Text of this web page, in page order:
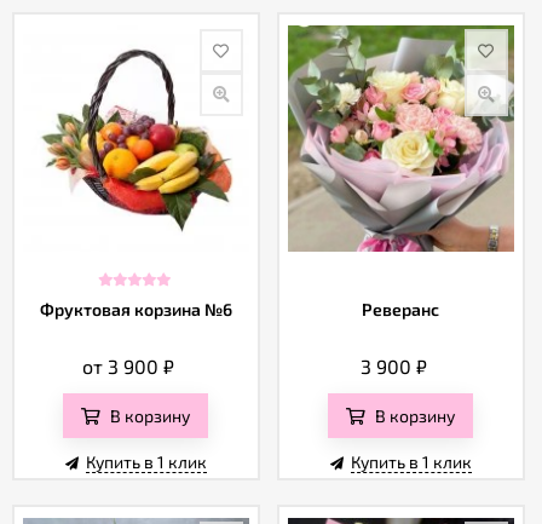
Фруктовая корзина №6
от 3 900₽
В корзину
Купить в 1 клик
Реверанс
3 900 ₽
В корзину
Купить в 1 клик